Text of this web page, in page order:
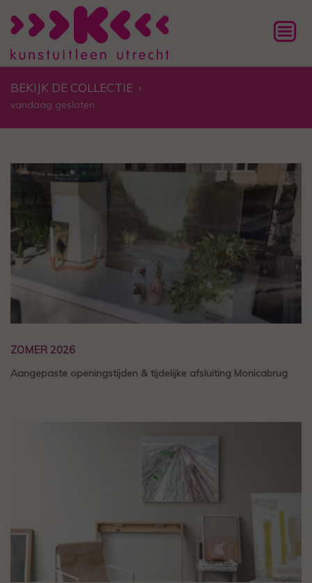
BEKIJK DE COLLECTIE ›
vandaag gesloten
ZOMER 2026
Aangepaste openingstijden & tijdelijke afsluiting Monicabrug